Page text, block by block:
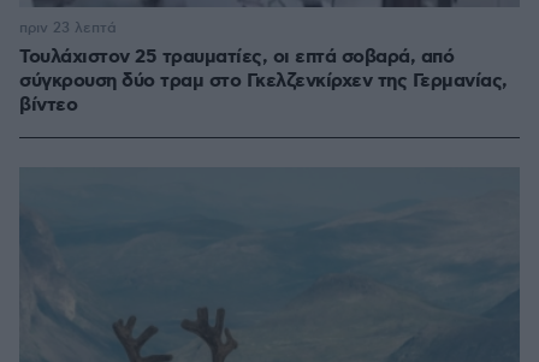
Τουλάχιστον 25 τραυματίες, οι επτά σοβαρά, από
σύγκρουση δύο τραμ στο Γκελζενκίρχεν της Γερμανίας,
βίντεο
πριν 23 λεπτά